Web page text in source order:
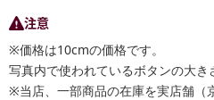
注意
※価格は10cmの価格です。
写真内で使われているボタンの大き
※当店、一部商品の在庫を実店舗（